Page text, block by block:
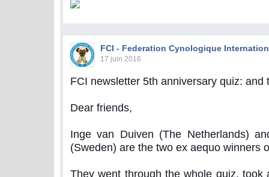
FCI - Federation Cynologique
17 juin 2016
FCI newsletter 5th anniversary quiz:
Dear friends,
Inge van Duiven (The Netherlands)
(Sweden) are the two ex aequo winners
They went through the whole quiz, took